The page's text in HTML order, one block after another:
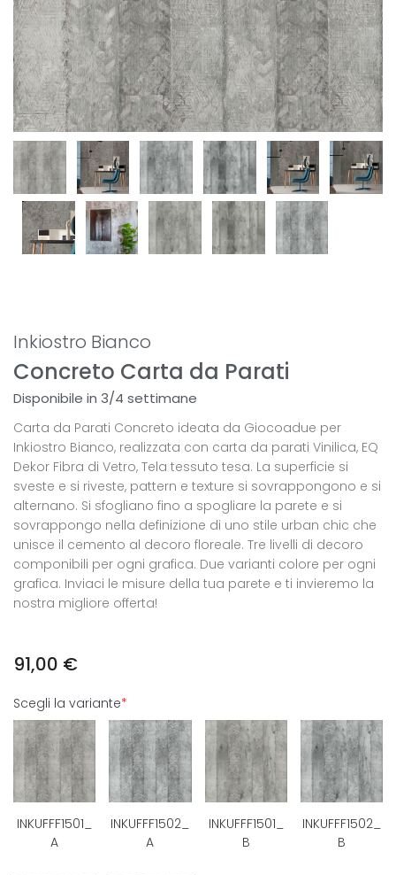
Inkiostro Bianco
Concreto Carta da Parati
Disponibile in 3/4 settimane
Carta da Parati Concreto ideata da Giocoadue per
Inkiostro Bianco, realizzata con carta da parati Vinilica, EQ
Dekor Fibra di Vetro, Tela tessuto tesa. La superficie si
sveste e si riveste, pattern e texture si sovrappongono e si
alternano. Si sfogliano fino a spogliare la parete e si
sovrappongo nella definizione di uno stile urban chic che
unisce il cemento al decoro floreale. Tre livelli di decoro
componibili per ogni grafica. Due varianti colore per ogni
grafica. Inviaci le misure della tua parete e ti invieremo la
nostra migliore offerta!
91,00 €
Scegli la variante*
INKUFFF1501_
A
INKUFFF1502_
A
INKUFFF1501_
B
INKUFFF1502_
B